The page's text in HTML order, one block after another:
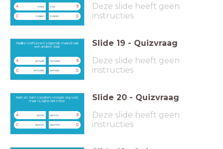
A trekte B
trok
C trokken D
trokden
Deze slide heeft geen
instructies
Maaike (verhuizen) volgende maand naar
een andere stad.
A verhuist B
verhuisd
C verhuisde D
verhuizt
Slide 19 - Quizvraag
Deze slide heeft geen
instructies
Karin en Sam (sporten) vroeger erg veel,
maar nu bijna niet meer.
A sporte B
sportte
C sporten D
sportten
Slide 20 - Quizvraag
Deze slide heeft geen
instructies